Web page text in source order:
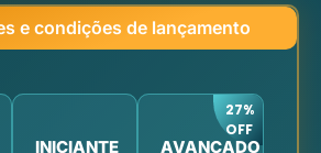
e condições de lançamento
INICIANTE
27%
OFF
AVANÇADO